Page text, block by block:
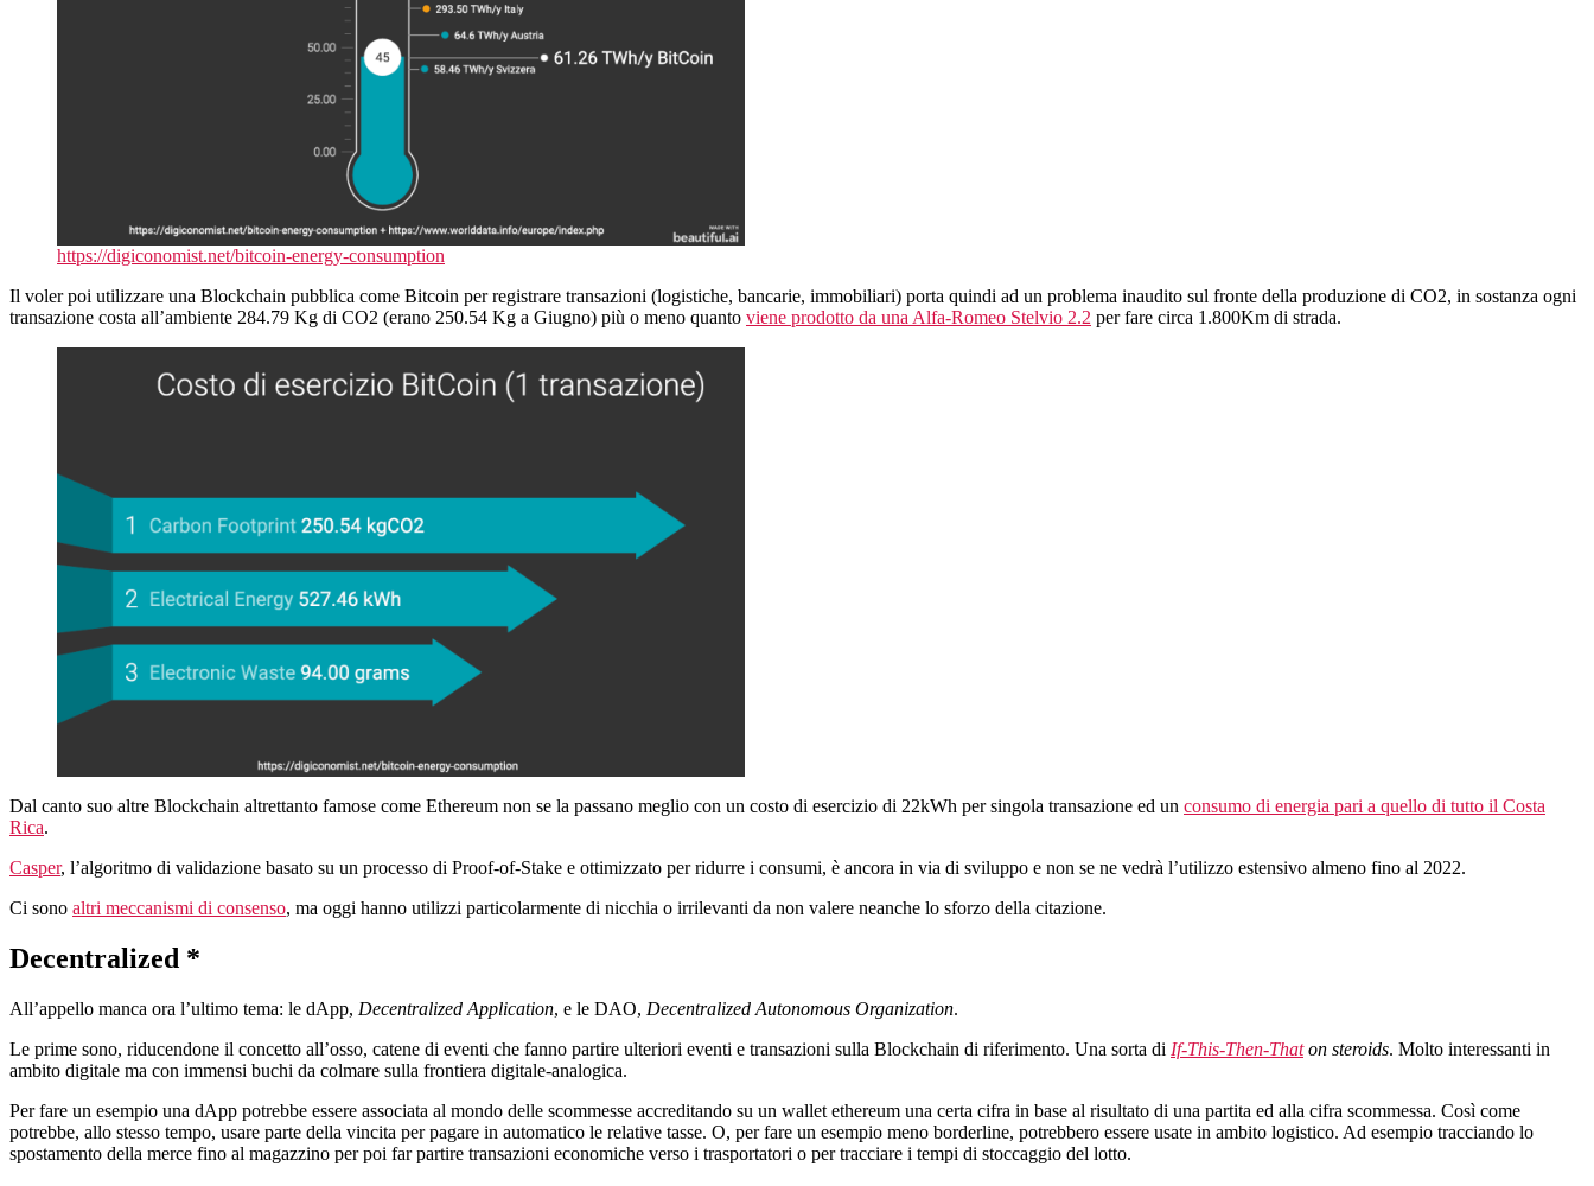
https://digiconomist.net/bitcoin-energy-consumption
Il voler poi utilizzare una Blockchain pubblica come Bitcoin per registrare transazioni (logistiche, bancarie, immobiliari) porta quindi ad un problema inaudito sul fronte della produzione di CO2, in sostanza ogni
transazione costa all’ambiente 284.79 Kg di CO2 (erano 250.54 Kg a Giugno) più o meno quanto viene prodotto da una Alfa-Romeo Stelvio 2.2 per fare circa 1.800Km di strada.
Dal canto suo altre Blockchain altrettanto famose come Ethereum non se la passano meglio con un costo di esercizio di 22kWh per singola transazione ed un consumo di energia pari a quello di tutto il Costa
Rica.
Casper, l’algoritmo di validazione basato su un processo di Proof-of-Stake e ottimizzato per ridurre i consumi, è ancora in via di sviluppo e non se ne vedrà l’utilizzo estensivo almeno fino al 2022.
Ci sono altri meccanismi di consenso, ma oggi hanno utilizzi particolarmente di nicchia o irrilevanti da non valere neanche lo sforzo della citazione.
Decentralized *
All’appello manca ora l’ultimo tema: le dApp, Decentralized Application, e le DAO, Decentralized Autonomous Organization.
Le prime sono, riducendone il concetto all’osso, catene di eventi che fanno partire ulteriori eventi e transazioni sulla Blockchain di riferimento. Una sorta di If-This-Then-Thaton steroids. Molto interessanti in
ambito digitale ma con immensi buchi da colmare sulla frontiera digitale-analogica.
Per fare un esempio una dApp potrebbe essere associata al mondo delle scommesse accreditando su un wallet ethereum una certa cifra in base al risultato di una partita ed alla cifra scommessa. Così come
potrebbe, allo stesso tempo, usare parte della vincita per pagare in automatico le relative tasse. O, per fare un esempio meno borderline, potrebbero essere usate in ambito logistico. Ad esempio tracciando lo
spostamento della merce fino al magazzino per poi far partire transazioni economiche verso i trasportatori o per tracciare i tempi di stoccaggio del lotto.